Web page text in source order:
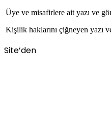
Üye ve misafirlere ait yazı ve
Kişilik haklarını çiğneyen yazı
Site’den